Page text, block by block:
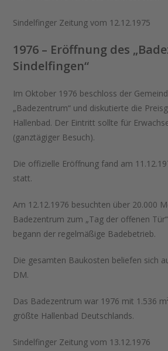
Sindelfinger Zeitung vom 12.12.1975
1976 – Eröffnung des
Sindelfingen“
Im Oktober 1976 beschloss der
„Badezentrum“ und diskutierte die
Hallenbad. Der Eintritt sollte für
(ganztägiger Besuch).
Die offizielle Eröffnung fand am
statt.
Am 12.12.1976 besuchten über 20.000
Badezentrum zum „Tag der offenen
begann der regelmäßige Badebetrieb.
Die gesamten Baukosten beliefen sich
DM.
Das Badezentrum war 1976 mit 1.536
größte Hallenbad Deutschlands.
Sindelfinger Zeitung vom 13.12.1976